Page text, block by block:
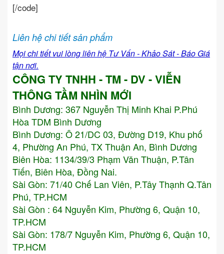
[/code]
Liên hệ chi tiết sản phẩm
Mọi chi tiết vui lòng liên hệ Tư Vấn - Khảo Sát - Báo Giá
tận nơi.
CÔNG TY TNHH - TM - DV - VIỄN
THÔNG TẦM NHÌN MỚI
Bình Dương: 367 Nguyễn Thị Minh Khai P.Phú
Hòa TDM Bình Dương
Bình Dương: Ô 21/DC 03, Đường D19, Khu phố
4, Phường An Phú, TX Thuận An, Bình Dương
Biên Hòa: 1134/39/3 Phạm Văn Thuận, P.Tân
Tiến, Biên Hòa, Đồng Nai.
Sài Gòn: 71/40 Chế Lan Viên, P.Tây Thạnh Q.Tân
Phú, TP.HCM
Sài Gòn : 64 Nguyễn Kim, Phường 6, Quận 10,
TP.HCM
Sài Gòn: 178/7 Nguyễn Kim, Phường 6, Quận 10,
TP.HCM